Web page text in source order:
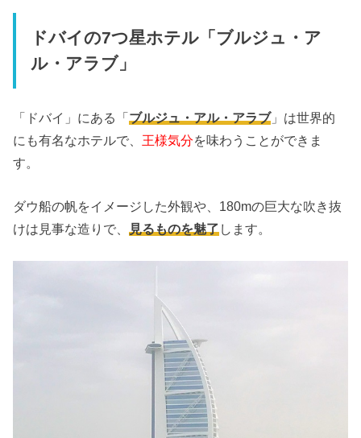
ドバイの7つ星ホテル「ブルジュ・ア
ル・アラブ」
「ドバイ」にある「ブルジュ・アル・アラブ」は世界的
にも有名なホテルで、 王様気分を味わうことができま
す。
ダウ船の帆をイメージした外観や、180mの巨大な吹き抜
けは見事な造りで、見るものを魅了します。